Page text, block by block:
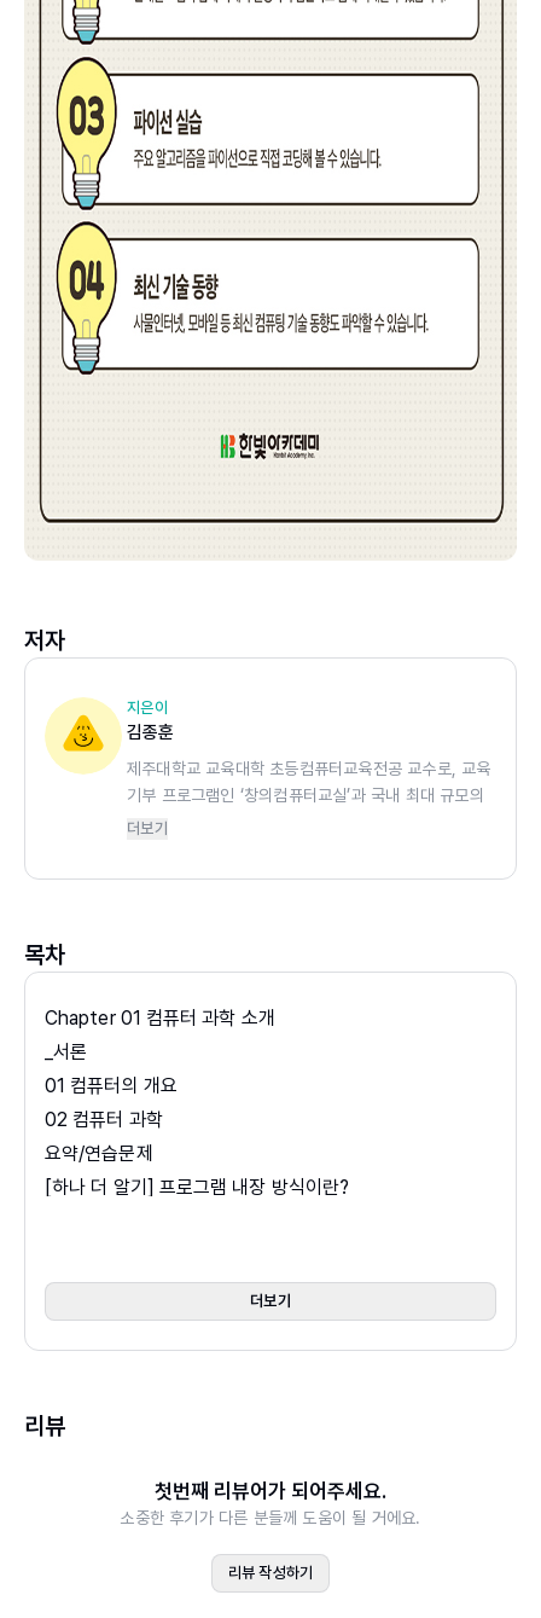
저자
지은이
김종훈
제주대학교 교육대학 초등컴퓨터교육전공 교수로, 교육
기부 프로그램인 ‘창의컴퓨터교실’과 국내 최대 규모의
소프트웨어 교육 관련 온라인 커뮤니티인 ‘소프트웨어
(http://cafe.naver.com/scratchprogramming)’를
리즈인 『스크래치 알고리즘』, 『앱 인벤터』, 『IT 퍼즐』,
을 통해 소프트웨어 교육이 올바르게 정착하는 데 큰
힘을 쏟고 있다.
더보기
목차
Chapter 01 컴퓨터 과학 소개
_서론
01 컴퓨터의 개요
02 컴퓨터 과학
요약/연습문제
[하나 더 알기] 프로그램 내장 방식이란?
_인간은 10진수, 컴퓨터는 2진수
01 수의 체계와 변환
02 정보의 표현
요약/연습문제
Chapter 03 컴퓨터 구조
_부팅부터 프로그램 실행까지
01 컴퓨터 시스템의 구성
02 컴퓨터 시스템의 동작
더보기
리뷰
첫번째 리뷰어가 되어주세요.
소중한 후기가 다른 분들께 도움이 될 거에요.
리뷰 작성하기